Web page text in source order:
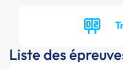
Liste des